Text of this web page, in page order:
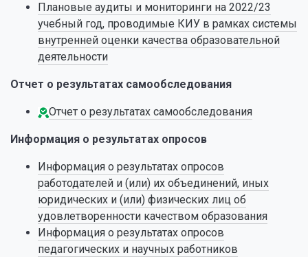
Плановые аудиты и мониторинги на 2022/23
учебный год, проводимые КИУ в рамках системы
внутренней оценки качества образовательной
деятельности
Отчет о результатах самообследования
Отчет о результатах самообследования
Информация о результатах опросов
Информация о результатах опросов
работодателей и (или) их объединений, иных
юридических и (или) физических лиц об
удовлетворенности качеством образования
Информация о результатах опросов
педагогических и научных работников